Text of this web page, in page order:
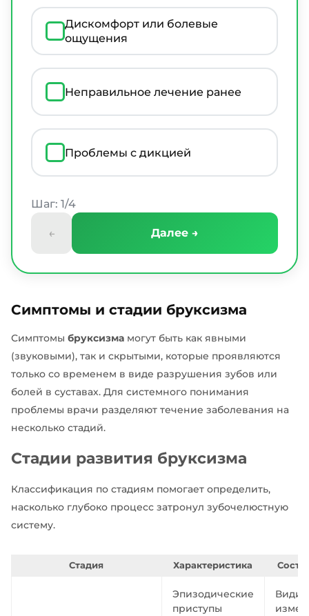
Дискомфорт или болевые
ощущения
Неправильное лечение ранее
Проблемы с дикцией
Шаг: 1/4
← Далее →
Симптомы и стадии бруксизма
Симптомы бруксизма могут быть как явными
(звуковыми), так и скрытыми, которые проявляются
только со временем в виде разрушения зубов или
болей в суставах. Для системного понимания
проблемы врачи разделяют течение заболевания на
несколько стадий.
Стадии развития бруксизма
Классификация по стадиям помогает определить,
насколько глубоко процесс затронул зубочелюстную
систему.
Стадия Характеристика
Эпизодические
приступы